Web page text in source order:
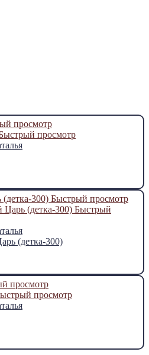
просмотр
просмотр
Быстрый просмотр
Быстрый
(детка-300)
просмотр
просмотр